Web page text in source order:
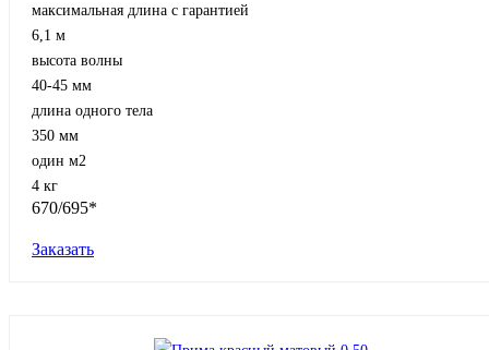
максимальная длина с гарантией
6,1 м
высота волны
40-45 мм
длина одного тела
350 мм
один м2
4 кг
670/695*
Заказать